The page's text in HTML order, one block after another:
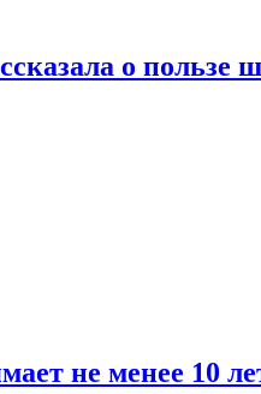
о пользе
не менее 10